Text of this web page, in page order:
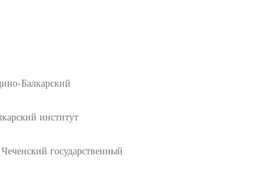
Балкарский
институт
государственный